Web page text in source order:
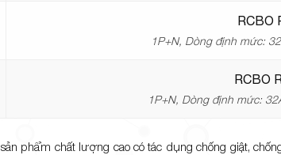
RCBO
1P+N, Dòng định mức:
RCBO
1P+N, Dòng định mức:
phẩm chất lượng cao có tác dụng chống giật,